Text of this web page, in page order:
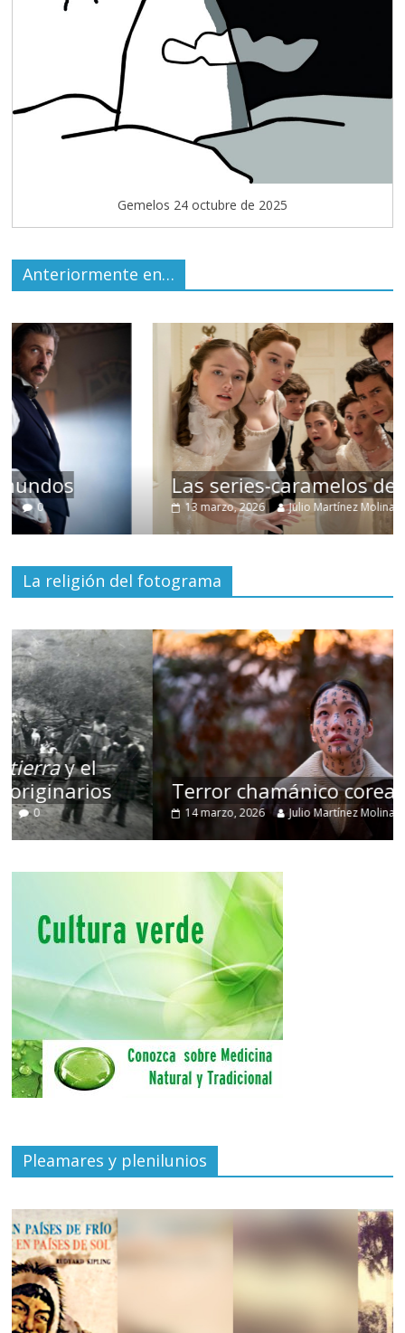
Gemelos 24 octubre de 2025
Anteriormente en…
Las series-caramelos de Shondaland
13 marzo, 2026 Julio Martínez Molina 0
La religión del fotograma
Terror chamánico coreano
14 marzo, 2026 Julio Martínez Molina 0
Pleamares y plenilunios